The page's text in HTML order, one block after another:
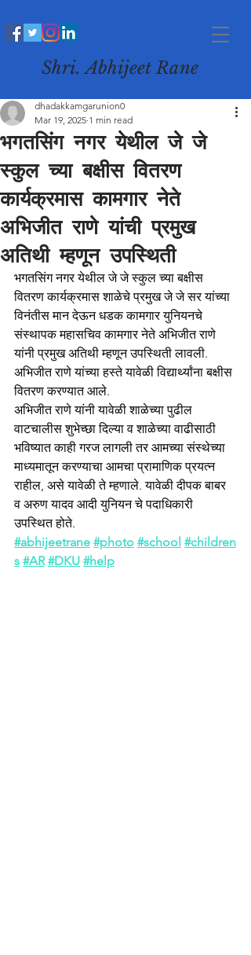
Shri. Abhijeet Rane
भगतसिंग नगर येथील जे जे
स्कुल च्या बक्षीस वितरण
कार्यक्रमास कामगार नेते
अभिजीत राणे यांची प्रमुख
अतिथी म्हणून उपस्थिती
dhadakkamgarunion0
Mar 19, 2025 1 min read
भगतसिंग नगर येथील जे जे स्कुल च्या बक्षीस
वितरण कार्यक्रमास शाळेचे प्रमुख जे जे सर यांच्या
विनंतीस मान देऊन धडक कामगार युनियनचे
संस्थापक महासचिव कामगार नेते अभिजीत राणे
यांनी प्रमुख अतिथी म्हणून उपस्थिती लावली.
अभिजीत राणे यांच्या हस्ते यावेळी विद्यार्थ्यांना बक्षीस
वितरण करण्यात आले.
अभिजीत राणे यांनी यावेळी शाळेच्या पुढील
वाटचालीस शुभेच्छा दिल्या व शाळेच्या वाढीसाठी
भविष्यात काही गरज लागली तर आमच्या संस्थेच्या
माध्यमातून करण्याचा आमचा प्रामाणिक प्रयत्न
राहील, असे यावेळी ते म्हणाले. यावेळी दीपक बाबर
व अरुण यादव आदी युनियन चे पदाधिकारी
उपस्थित होते.
#abhijeetrane #photo #school #children
s #AR #DKU #help